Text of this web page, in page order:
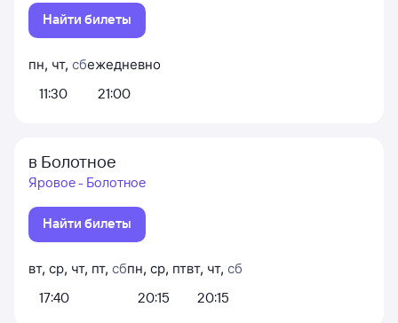
Найти билеты
пн, чт, сб
11:30
ежедневно
21:00
в Болотное
Яровое - Болотное
Найти билеты
вт, ср, чт, пт, сб
17:40
пн, ср, пт
20:15
вт, чт, сб
20:15